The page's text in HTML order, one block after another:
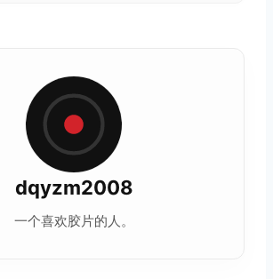
dqyzm2008
一个喜欢胶片的人。